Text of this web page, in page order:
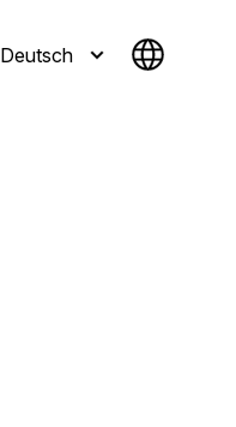
Deutsch